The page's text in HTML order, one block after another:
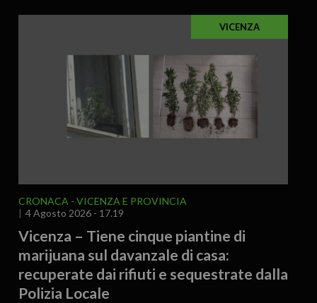
VICENZA
CRONACA
VICENZA E PROVINCIA
4 Agosto 2026 - 17.19
Vicenza – Tiene cinque piantine di
marijuana sul davanzale di casa:
recuperate dai rifiuti e sequestrate dalla
Polizia Locale